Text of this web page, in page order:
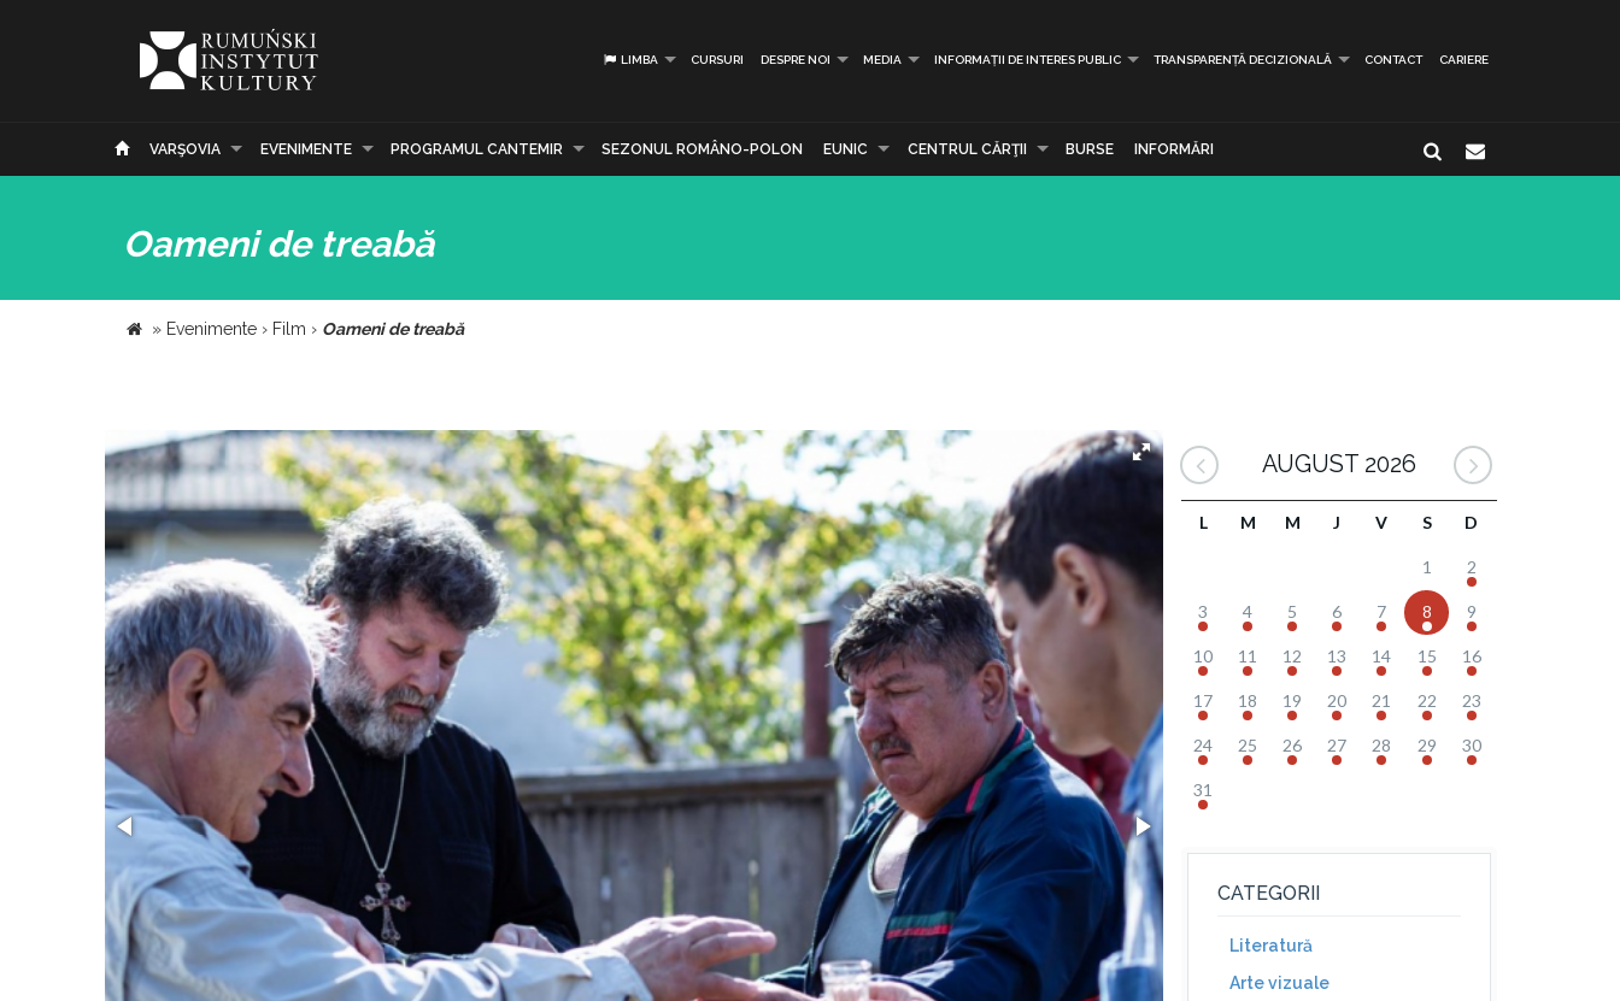
LIMBA CURSURI DESPRE NOI MEDIA INFORMAȚII DE INTERES PUBLIC TRANSPARENȚĂ DECIZIONALĂ CONTACT CARIERE
VARŞOVIA EVENIMENTE PROGRAMUL CANTEMIR SEZONUL ROMÂNO-POLON EUNIC CENTRUL CĂRŢII BURSE INFORMĂRI
Oameni de treabă
» Evenimente › Film › Oameni de treabă
AUGUST 2026
L M M J V S D
1 2
3 4 5 6 7 8 9
10 11 12 13 14 15 16
17 18 19 20 21 22 23
24 25 26 27 28 29 30
31
CATEGORII
Literatură
Arte vizuale